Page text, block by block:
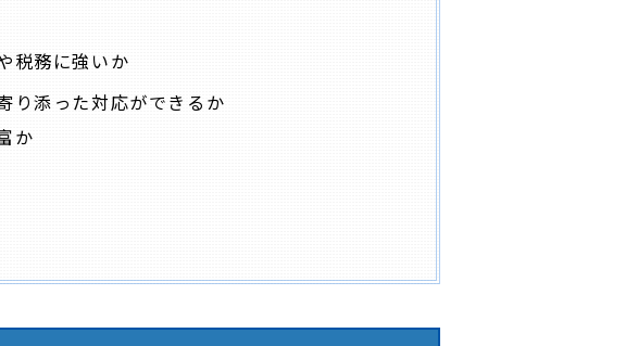
税務に強いか
り添った対応ができるか
か